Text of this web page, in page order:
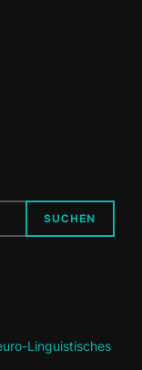
SUCHEN
Linguistisches